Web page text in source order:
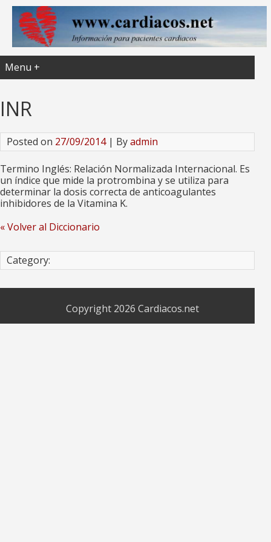
Menu +
INR
Posted on 27/09/2014| Byadmin
Termino Inglés: Relación Normalizada Internacional. Es
un índice que mide la protrombina y se utiliza para
determinar la dosis correcta de anticoagulantes
inhibidores de la Vitamina K.
« Volver al Diccionario
Category:
Copyright 2026 Cardiacos.net